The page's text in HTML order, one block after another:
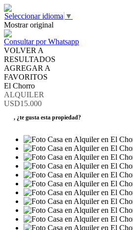
Seleccionar idioma ▼
Mostrar original
Consultar por Whatsapp
VOLVER A
RESULTADOS
AGREGAR A
FAVORITOS
El Chorro
ALQUILER
USD15.000
, ¿te gusta esta propiedad?